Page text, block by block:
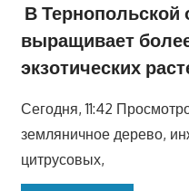
В Тернопольской
выращивает
экзотических
Сегодня, 11:42
земляничное дерево,
цитрусовых,